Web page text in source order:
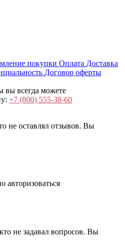
покупки Оплата Доставка
Договор оферты
вы всегда можете
+7 (800) 555-38-60
не оставлял отзывов. Вы
авторизоваться
не задавал вопросов. Вы